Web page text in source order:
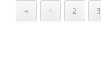
« < 2 3